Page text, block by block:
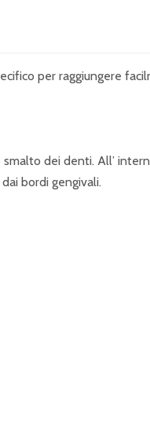
per raggiungere
dei denti. All’
bordi gengivali.